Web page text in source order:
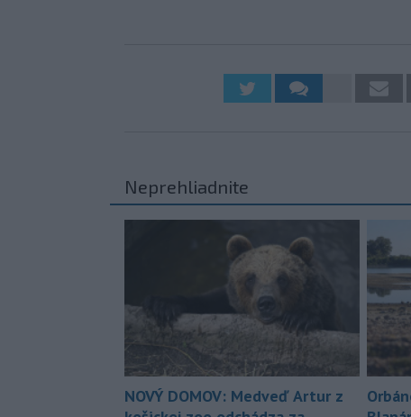
Neprehliadnite
NOVÝ DOMOV: Medveď Artur z